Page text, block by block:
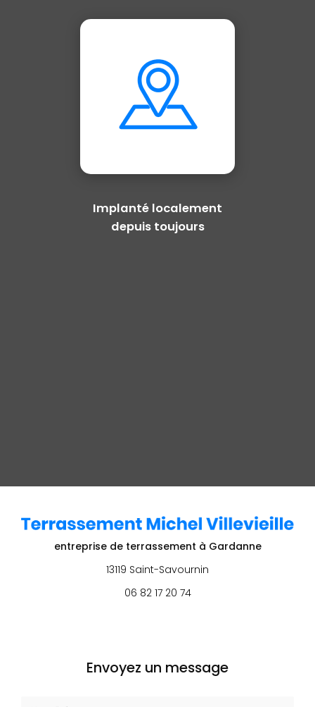
Implanté localement
depuis toujours
entreprise de terrassement à Gardanne
13119 Saint-Savournin
06 82 17 20 74
Envoyez un message